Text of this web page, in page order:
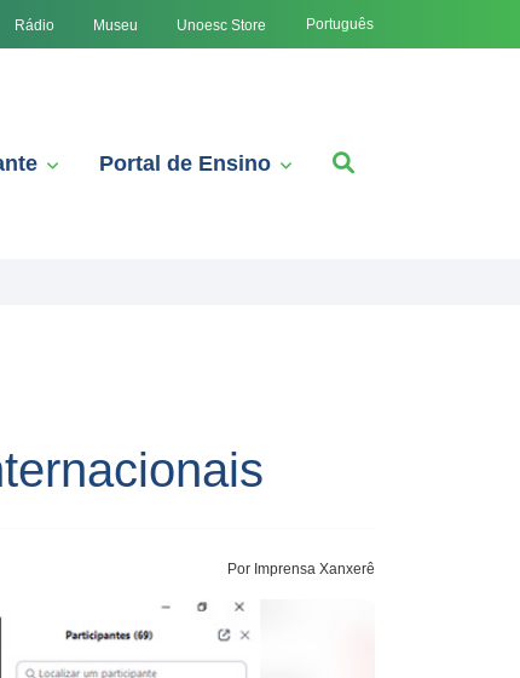
Rádio Museu Unoesc Store Português
Portal de Ensino
Por Imprensa Xanxerê